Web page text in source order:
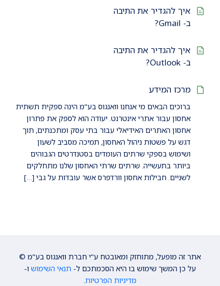
איך להגדיר את התיבה
ב- Gmail?
איך להגדיר את התיבה
ב- Outlook?
מרכז המידע
ברוכים הבאים מי אנחנו וואנגוס בע"מ הינה ספקית תשתית
אחסון עבור אתרי אינטרנט. יעודה הוא לספק את פתרון
אחסון האתרים האידיאלי עבור בתי עסק ומתכנתים, תוך
דגש על פשטות ניהול האחסון, תמיכה מסביב לשעון
ושימוש בספקי שרתים העומדים בסטנדרטים הגבוהים
ביותר בתעשייה. שרתים שרתי האחסון שלנו מתחלקים
לשניים. חבילות אחסון וורדפרס אשר עובדות על גבי […]
אתר זה מופעל, מתוחזק ומאובטח ע"י חברת וואנגוס בע"מ ©
על כן המשך שימוש בו היא הסכמתכם ל- תנאי השימוש ו-
מדיניות הפרטיות.